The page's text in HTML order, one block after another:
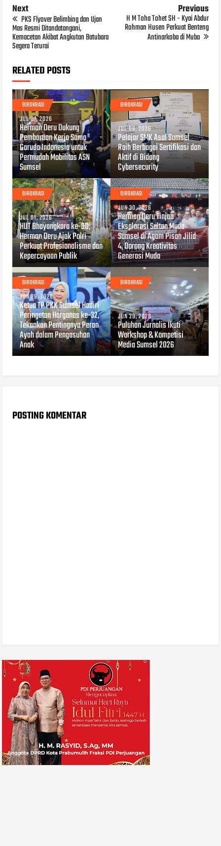
Next
PKS Flyover Belimbing dan Ujan
Mas Resmi Ditandatangani,
Kemacetan Akibat Angkutan Batubara
Segera Terurai
Previous
H M Toha Tohet SH - Kyai Abdur
Rohman Husen Perkuat Benteng
Antinarkoba di Muba
RELATED POSTS
BIROKRASI
JUL 07, 2026
Herman Deru Dukung
Pembaruan Kerja Sama
Garuda Indonesia untuk
Permudah Mobilitas ASN
Sumsel
BIROKRASI
JUL 06, 2026
Pelajar SMK Asal Sumsel
Raih Berbagai Sertifikasi dan
Aktif di Bidang
Cybersecurity
BIROKRASI
JUL 01, 2026
HUT Bhayangkara ke-80,
Herman Deru Ajak Polri
Perkuat Profesionalisme dan
Kepercayaan Publik
BIROKRASI
JUN 30, 2026
Herman Deru Tinjau
Eksplorasi Sultan Muda
Sumsel di Agam Pisan Jilid
4, Dorong Kreativitas
Generasi Muda
BIROKRASI
JUN 29, 2026
Ketua TP PKK Sumsel Hadiri
Peringatan Harganas ke-32,
Tekankan Pentingnya Peran
Ayah dalam Pengasuhan
Anak
BIROKRASI
JUN 29, 2026
Puluhan Jurnalis Ikuti
Workshop & Kompetisi
Media Sumsel 2026
POSTING KOMENTAR